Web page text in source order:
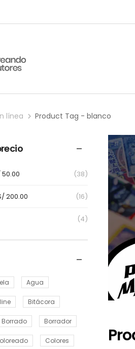
línea Product Tag - blanco
50.00 (38)
200.00 (16)
(4)
Agua
Bitácora
Borrado Borrador
Colores